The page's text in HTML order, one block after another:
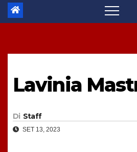
Lavinia
Di Staff
SET 13, 2023